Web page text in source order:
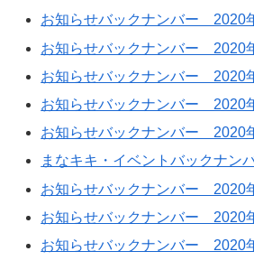
お知らせバックナンバー 2020
お知らせバックナンバー 2020
お知らせバックナンバー 2020
お知らせバックナンバー 2020
お知らせバックナンバー 2020
まなキキ・イベントバックナン
お知らせバックナンバー 2020
お知らせバックナンバー 2020
お知らせバックナンバー 2020